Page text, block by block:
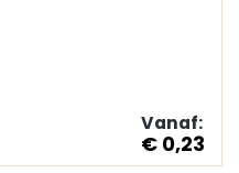
Vanaf:
€ 0,23